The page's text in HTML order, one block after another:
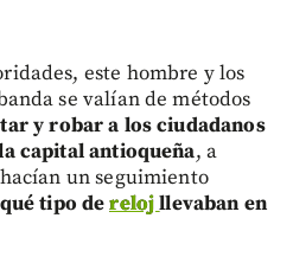
este hombre y los
se valían de métodos
y robar a los ciudadanos
capital antioqueña, a
un seguimiento
qué tipo derelojllevaban en